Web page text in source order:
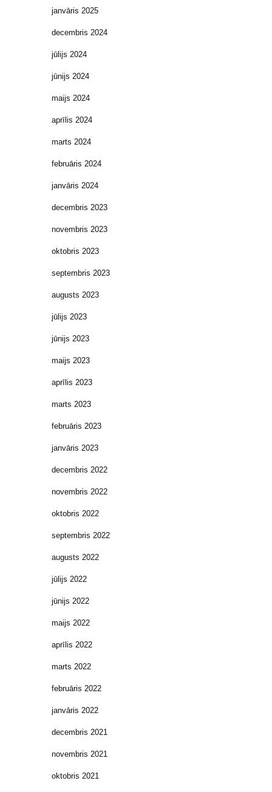
janvāris 2025
decembris 2024
jūlijs 2024
jūnijs 2024
maijs 2024
aprīlis 2024
marts 2024
februāris 2024
janvāris 2024
decembris 2023
novembris 2023
oktobris 2023
septembris 2023
augusts 2023
jūlijs 2023
jūnijs 2023
maijs 2023
aprīlis 2023
marts 2023
februāris 2023
janvāris 2023
decembris 2022
novembris 2022
oktobris 2022
septembris 2022
augusts 2022
jūlijs 2022
jūnijs 2022
maijs 2022
aprīlis 2022
marts 2022
februāris 2022
janvāris 2022
decembris 2021
novembris 2021
oktobris 2021